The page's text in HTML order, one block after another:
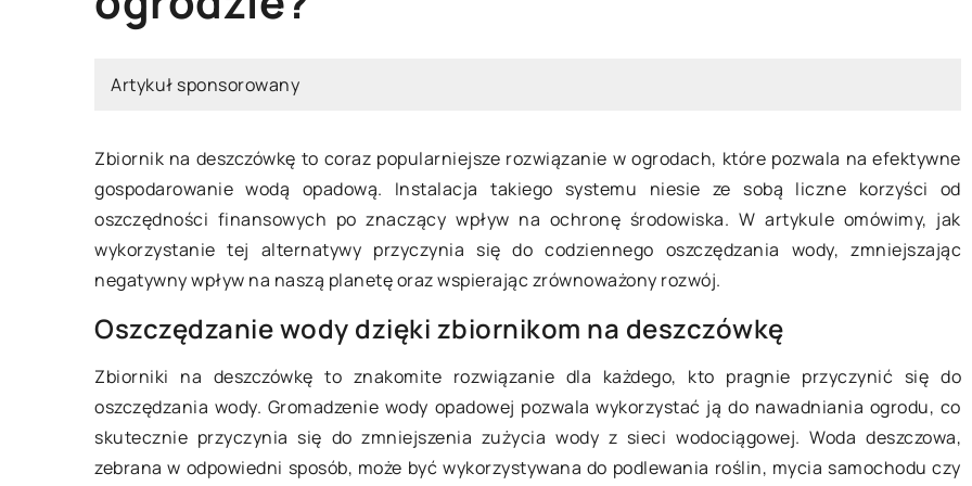
Artykuł sponsorowany
Zbiornik na deszczówkę to coraz popularniejsze rozwiązanie w ogrodach, które pozwala na efektywne
gospodarowanie wodą opadową. Instalacja takiego systemu niesie ze sobą liczne korzyści od
oszczędności finansowych po znaczący wpływ na ochronę środowiska. W artykule omówimy, jak
wykorzystanie tej alternatywy przyczynia się do codziennego oszczędzania wody, zmniejszając
negatywny wpływ na naszą planetę oraz wspierając zrównoważony rozwój.
Oszczędzanie wody dzięki zbiornikom na deszczówkę
Zbiorniki na deszczówkę to znakomite rozwiązanie dla każdego, kto pragnie przyczynić się do
oszczędzania wody. Gromadzenie wody opadowej pozwala wykorzystać ją do nawadniania ogrodu, co
skutecznie przyczynia się do zmniejszenia zużycia wody z sieci wodociągowej. Woda deszczowa,
zebrana w odpowiedni sposób, może być wykorzystywana do podlewania roślin, mycia samochodu czy
idealny zestaw mebli do
może być wyzwaniem.
się, jakie czynniki należy
pod uwagę, aby nowy wystrój
i estetycznie
26 sierpnia 2023
Jak wybrać idealne wyposażenie do
przedsiębiorców
Dowiedz się, jak skompletować
optymalne wyposażenie do sali
spotkań. Przejrzysty poradnik z
ekspertyzami, który pomoże Ci
21 kwietnia 2023
Oświetlenie zewnętrzne do domu –
Oświetlenie zewnętrzne to ważny
element każdego domu. Nie tylko
poprawia estetykę posesji, ale także
zapewnia bezpieczeństwo,
szczególnie podczas wieczornych